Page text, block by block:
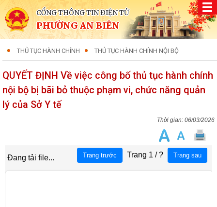
CỔNG THÔNG TIN ĐIỆN TỬ
PHƯỜNG AN BIÊN
THỦ TỤC HÀNH CHÍNH THỦ TỤC HÀNH CHÍNH NỘI BỘ
QUYẾT ĐỊNH Về việc công bố thủ tục hành chính
nội bộ bị bãi bỏ thuộc phạm vi, chức năng quản
lý của Sở Y tế
06/03/2026